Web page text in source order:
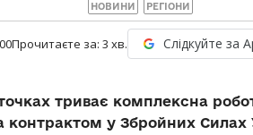
НОВИНИ РЕГІОНИ
Прочитаєте за: 3 хв. Слідкуйте за
триває комплексна
у Збройних Силах